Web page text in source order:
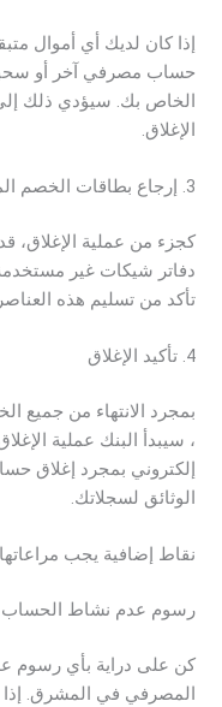
إذا كان لديك أي أموال
حساب مصرفي آخر أو
الخاص بك. سيؤدي ذلك
الإغلاق.
3. إرجاع بطاقات الخصم المباشر ودفاتر الشيكات
كجزء من عملية
دفاتر شيكات غير
تأكد من تسليم هذه
4. تأكيد الإغلاق
بمجرد الانتهاء من جميع
، سيبدأ البنك عملية
إلكتروني بمجرد إغلاق
الوثائق لسجلاتك.
نقاط إضافية يجب مراعاتها
رسوم عدم نشاط الحساب
كن على دراية بأي رسوم
المصرفي في المشرق.